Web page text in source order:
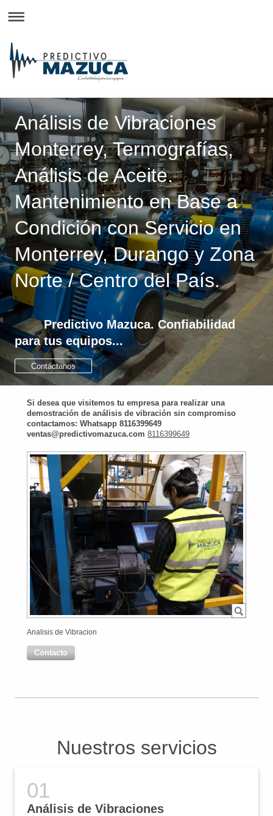
Análisis de Vibraciones
Monterrey, Termografías,
Análisis de Aceite.
Mantenimiento en Base a
Condición con Servicio en
Monterrey, Durango y Zona
Norte / Centro del País.
Predictivo Mazuca. Confiabilidad
para tus equipos...
Contáctanos
Si desea que visitemos tu empresa para realizar una
demostración de análisis de vibración sin compromiso
contactamos: Whatsapp 8116399649
ventas@predictivomazuca.com 8116399649
Analisis de Vibracion
Contacto
Nuestros servicios
Análisis de Vibraciones